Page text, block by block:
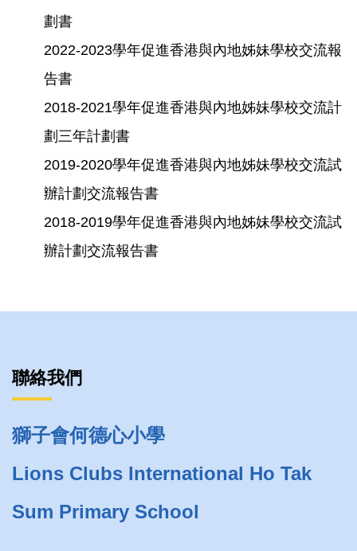
劃書
2022-2023學年促進香港與內地姊妹學校交流報
告書
2018-2021學年促進香港與內地姊妹學校交流計
劃三年計劃書
2019-2020學年促進香港與內地姊妹學校交流試
辦計劃交流報告書
2018-2019學年促進香港與內地姊妹學校交流試
辦計劃交流報告書
聯絡我們
獅子會何德心小學
Lions Clubs International Ho Tak
Sum Primary School